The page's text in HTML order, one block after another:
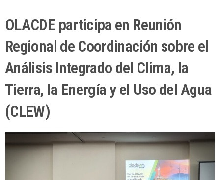
OLACDE participa en Reunión
Regional de Coordinación sobre el
Análisis Integrado del Clima, la
Tierra, la Energía y el Uso del Agua
(CLEW)